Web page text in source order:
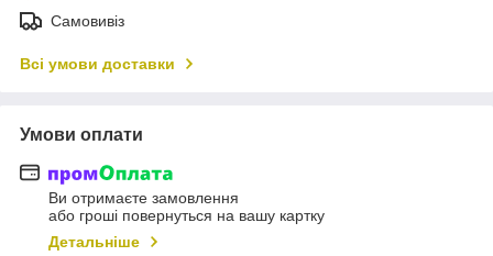
Самовивіз
Всі умови доставки
Умови оплати
Ви отримаєте замовлення
або гроші повернуться на вашу картку
Детальніше